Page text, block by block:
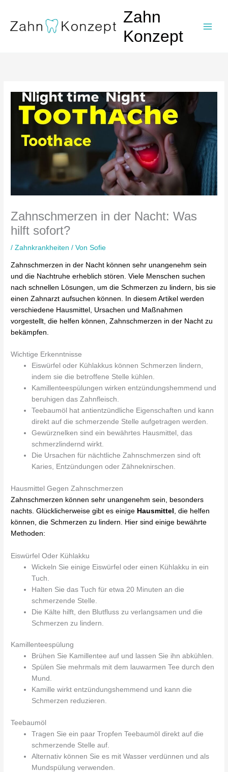
springen
Zahn
Konzept
Zahnschmerzen in der Nacht: Was
hilft sofort?
/Zahnkrankheiten / VonSofie
Zahnschmerzen in der Nacht können sehr unangenehm sein
und die Nachtruhe erheblich stören. Viele Menschen suchen
nach schnellen Lösungen, um die Schmerzen zu lindern, bis sie
einen Zahnarzt aufsuchen können. In diesem Artikel werden
verschiedene Hausmittel, Ursachen und Maßnahmen
vorgestellt, die helfen können, Zahnschmerzen in der Nacht zu
bekämpfen.
Wichtige Erkenntnisse
Eiswürfel oder Kühlakkus können Schmerzen lindern,
indem sie die betroffene Stelle kühlen.
Kamillenteespülungen wirken entzündungshemmend und
beruhigen das Zahnfleisch.
Teebaumöl hat antientzündliche Eigenschaften und kann
direkt auf die schmerzende Stelle aufgetragen werden.
Gewürznelken sind ein bewährtes Hausmittel, das
schmerzlindernd wirkt.
Die Ursachen für nächtliche Zahnschmerzen sind oft
Karies, Entzündungen oder Zähneknirschen.
Hausmittel Gegen Zahnschmerzen
Zahnschmerzen können sehr unangenehm sein, besonders
nachts. Glücklicherweise gibt es einige Hausmittel
, die helfen
können, die Schmerzen zu lindern. Hier sind einige bewährte
Methoden:
Eiswürfel Oder Kühlakku
Wickeln Sie einige Eiswürfel oder einen Kühlakku in ein
Tuch.
Halten Sie das Tuch für etwa 20 Minuten an die
schmerzende Stelle.
Die Kälte hilft, den Blutfluss zu verlangsamen und die
Schmerzen zu lindern.
Kamillenteespülung
Brühen Sie Kamillentee auf und lassen Sie ihn abkühlen.
Spülen Sie mehrmals mit dem lauwarmen Tee durch den
Mund.
Kamille wirkt entzündungshemmend und kann die
Schmerzen reduzieren.
Teebaumöl
Tragen Sie ein paar Tropfen Teebaumöl direkt auf die
schmerzende Stelle auf.
Alternativ können Sie es mit Wasser verdünnen und als
Mundspülung verwenden.